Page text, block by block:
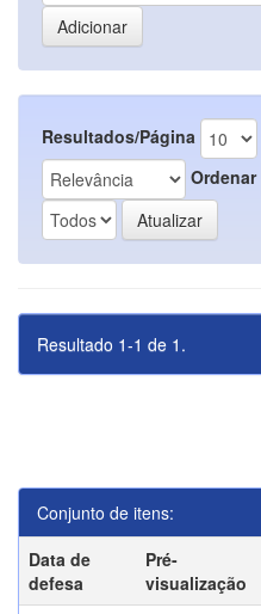
Resultados/Página
Ordenar
Resultado 1-1 de 1.
Conjunto de itens:
Data de
defesa
Pré-
visualização